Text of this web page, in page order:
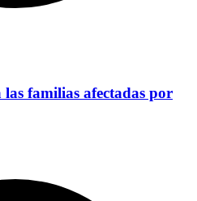
familias afectadas por